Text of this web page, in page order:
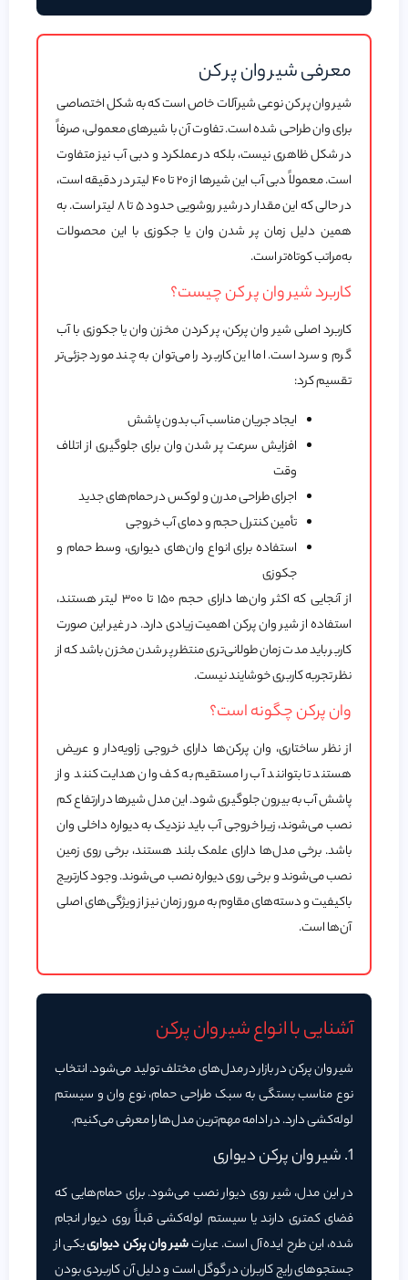
معرفی شیر وان پر کن
شیر وان پر کن نوعی شیرآلات خاص است که به شکل اختصاصی
برای وان طراحی شده است. تفاوت آن با شیرهای معمولی، صرفاً
در شکل ظاهری نیست، بلکه در عملکرد و دبی آب نیز متفاوت
است. معمولاً دبی آب این شیرها از ۲۰ تا ۴۰ لیتر در دقیقه است،
در حالی‌ که این مقدار در شیر روشویی حدود ۵ تا ۸ لیتر است. به
همین دلیل زمان پر شدن وان یا جکوزی با این محصولات
به‌مراتب کوتاه‌تر است.
کاربرد شیر وان پر کن چیست؟
کاربرد اصلی شیر وان پرکن، پر کردن مخزن وان یا جکوزی با آب
گرم و سرد است. اما این کاربرد را می‌توان به چند مورد جزئی‌تر
تقسیم کرد:
ایجاد جریان مناسب آب بدون پاشش
افزایش سرعت پر شدن وان برای جلوگیری از اتلاف
وقت
اجرای طراحی مدرن و لوکس در حمام‌های جدید
تأمین کنترل حجم و دمای آب خروجی
استفاده برای انواع وان‌های دیواری، وسط حمام و
جکوزی
از آنجایی که اکثر وان‌ها دارای حجم ۱۵۰ تا ۳۰۰ لیتر هستند،
استفاده از شیر وان پرکن اهمیت زیادی دارد. در غیر این صورت
کاربر باید مدت زمان طولانی‌تری منتظر پر شدن مخزن باشد که از
نظر تجربه کاربری خوشایند نیست.
وان پرکن چگونه است؟
از نظر ساختاری، وان پرکن‌ها دارای خروجی زاویه‌دار و عریض
هستند تا بتوانند آب را مستقیم به کف وان هدایت کنند و از
پاشش آب به بیرون جلوگیری شود. این مدل شیرها در ارتفاع کم
نصب می‌شوند، زیرا خروجی آب باید نزدیک به دیواره داخلی وان
باشد. برخی مدل‌ها دارای علمک بلند هستند، برخی روی زمین
نصب می‌شوند و برخی روی دیواره نصب می‌شوند. وجود کارتریج
باکیفیت و دسته‌های مقاوم به مرور زمان نیز از ویژگی‌های اصلی
آن‌ها است.
آشنایی با انواع شیر وان پرکن
شیر وان پرکن در بازار در مدل‌های مختلف تولید می‌شود. انتخاب
نوع مناسب بستگی به سبک طراحی حمام، نوع وان و سیستم
لوله‌کشی دارد. در ادامه مهم‌ترین مدل‌ها را معرفی می‌کنیم.
1. شیر وان پرکن دیواری
در این مدل، شیر روی دیوار نصب می‌شود. برای حمام‌هایی که
فضای کمتری دارند یا سیستم لوله‌کشی قبلاً روی دیوار انجام
شده، این طرح ایده‌آل است. عبارتشیر وان پرکن دیوارییکی از
جستجوهای رایج کاربران در گوگل است و دلیل آن کاربردی بودن